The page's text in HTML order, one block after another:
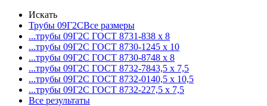
Искать
Трубы 09Г2СВсе размеры
...трубы 09Г2С ГОСТ 8731-838 x 8
...трубы 09Г2С ГОСТ 8730-1245 x 10
...трубы 09Г2С ГОСТ 8730-8748 x 8
...трубы 09Г2С ГОСТ 8732-7843,5 x 7,5
...трубы 09Г2С ГОСТ 8732-0140,5 x 10,5
...трубы 09Г2С ГОСТ 8732-227,5 x 7,5
Все результаты